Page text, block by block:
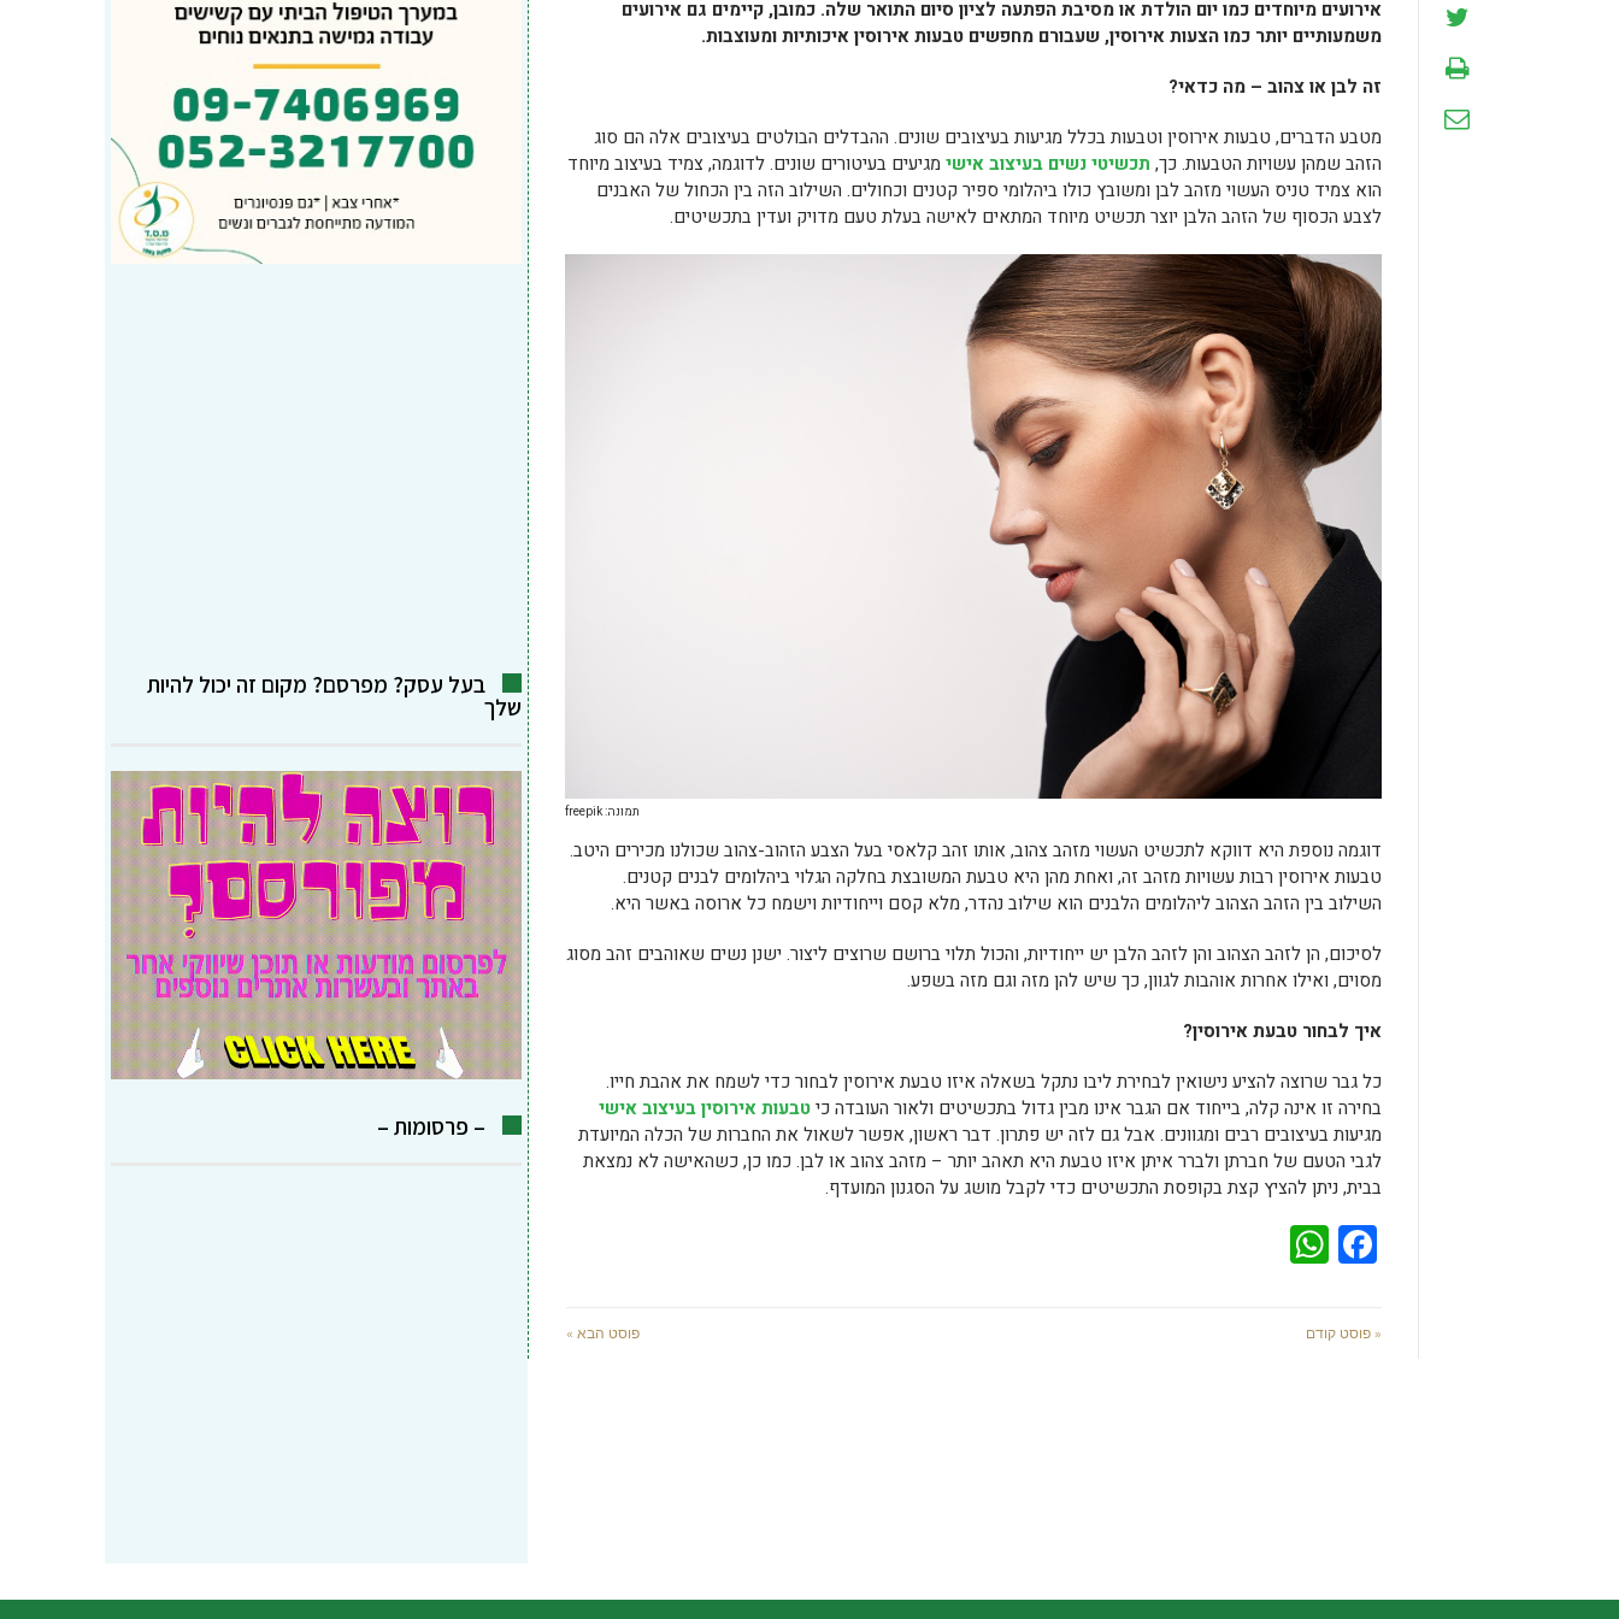
אירועים מיוחדים כמו יום הולדת או מסיבת הפתעה לציון סיום התואר שלה. כמובן, קיימים גם אירועים
משמעותיים יותר כמו הצעות אירוסין, שעבורם מחפשים טבעות אירוסין איכותיות ומעוצבות.
זה לבן או צהוב – מה כדאי?
מטבע הדברים, טבעות אירוסין וטבעות בכלל מגיעות בעיצובים שונים. ההבדלים הבולטים בעיצובים אלה הם סוג
הזהב שמהן עשויות הטבעות. כך, תכשיטי נשים בעיצוב אישי מגיעים בעיטורים שונים. לדוגמה, צמיד בעיצוב מיוחד
הוא צמיד טניס העשוי מזהב לבן ומשובץ כולו ביהלומי ספיר קטנים וכחולים. השילוב הזה בין הכחול של האבנים
לצבע הכסוף של הזהב הלבן יוצר תכשיט מיוחד המתאים לאישה בעלת טעם מדויק ועדין בתכשיטים.
תמונה: freepik
דוגמה נוספת היא דווקא לתכשיט העשוי מזהב צהוב, אותו זהב קלאסי בעל הצבע הזהוב-צהוב שכולנו מכירים היטב.
טבעות אירוסין רבות עשויות מזהב זה, ואחת מהן היא טבעת המשובצת בחלקה הגלוי ביהלומים לבנים קטנים.
השילוב בין הזהב הצהוב ליהלומים הלבנים הוא שילוב נהדר, מלא קסם וייחודיות וישמח כל ארוסה באשר היא.
לסיכום, הן לזהב הצהוב והן לזהב הלבן יש ייחודיות, והכול תלוי ברושם שרוצים ליצור. ישנן נשים שאוהבים זהב מסוג
מסוים, ואילו אחרות אוהבות לגוון, כך שיש להן מזה וגם מזה בשפע.
איך לבחור טבעת אירוסין?
כל גבר שרוצה להציע נישואין לבחירת ליבו נתקל בשאלה איזו טבעת אירוסין לבחור כדי לשמח את אהבת חייו.
בחירה זו אינה קלה, בייחוד אם הגבר אינו מבין גדול בתכשיטים ולאור העובדה כיטבעות אירוסין בעיצוב אישי
מגיעות בעיצובים רבים ומגוונים. אבל גם לזה יש פתרון. דבר ראשון, אפשר לשאול את החברות של הכלה המיועדת
לגבי הטעם של חברתן ולברר איתן איזו טבעת היא תאהב יותר – מזהב צהוב או לבן. כמו כן, כשהאישה לא נמצאת
בבית, ניתן להציץ קצת בקופסת התכשיטים כדי לקבל מושג על הסגנון המועדף.
Facebook
« פוסט קודם פוסט הבא »
בעל עסק? מפרסם? מקום זה יכול להיות
שלך
– פרסומות –